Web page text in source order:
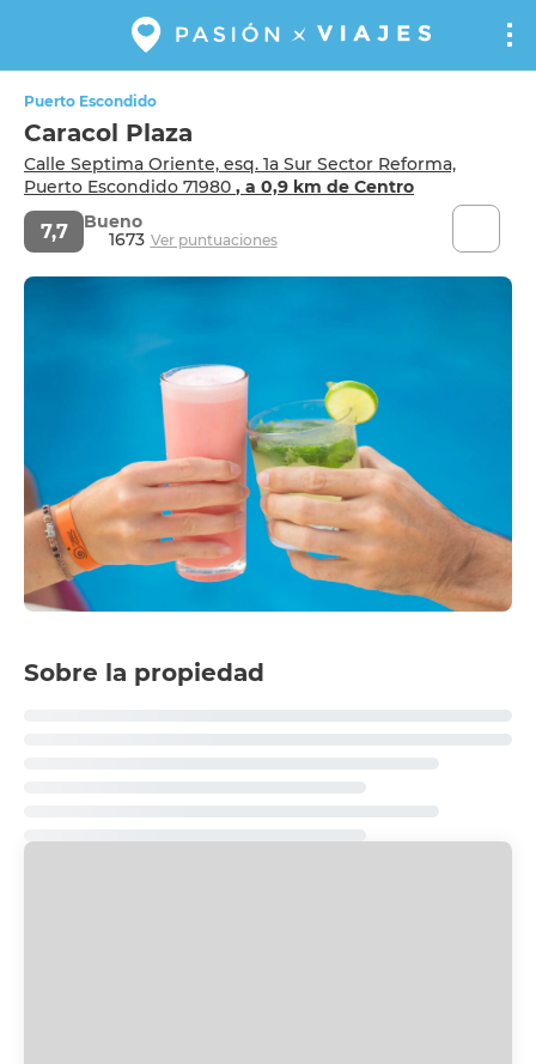
Puerto Escondido
Caracol Plaza
Calle Septima Oriente, esq. 1a Sur Sector Reforma,
Puerto Escondido 71980 , a 0,9 km de Centro
7,7
Bueno
1673 Ver puntuaciones
Sobre la propiedad